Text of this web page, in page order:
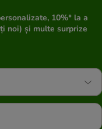
10%* la a
noi) și multe surprize